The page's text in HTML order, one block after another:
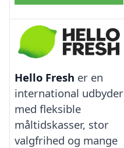
Hello Fresh er en
international udbyder
med fleksible
måltidskasser, stor
valgfrihed og mange